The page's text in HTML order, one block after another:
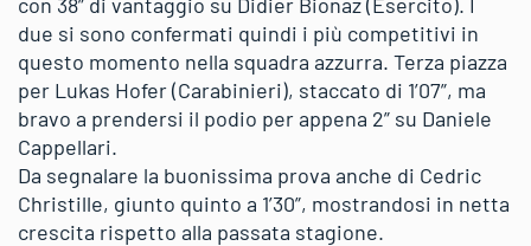
due si sono confermati quindi i più competitivi in
questo momento nella squadra azzurra. Terza piazza
per Lukas Hofer (Carabinieri), staccato di 1’07”, ma
bravo a prendersi il podio per appena 2” su Daniele
Cappellari.
Da segnalare la buonissima prova anche di Cedric
Christille, giunto quinto a 1’30”, mostrandosi in netta
crescita rispetto alla passata stagione.